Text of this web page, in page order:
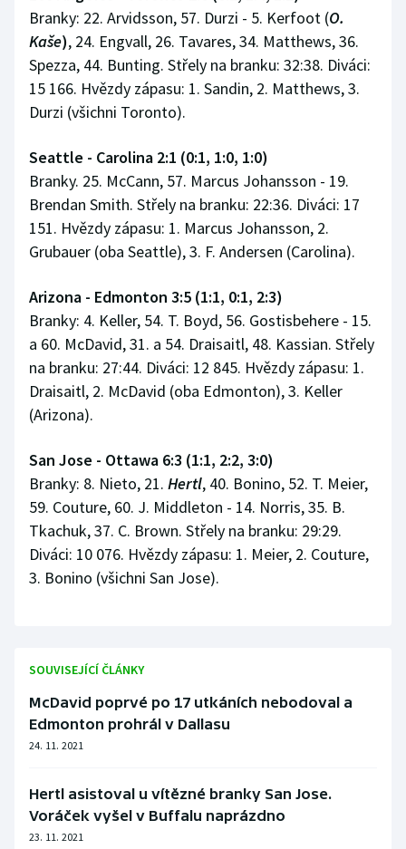
Branky: 22. Arvidsson, 57. Durzi - 5. Kerfoot (O.
Kaše), 24. Engvall, 26. Tavares, 34. Matthews, 36.
Spezza, 44. Bunting. Střely na branku: 32:38. Diváci:
15 166. Hvězdy zápasu: 1. Sandin, 2. Matthews, 3.
Durzi (všichni Toronto).
Seattle - Carolina 2:1 (0:1, 1:0, 1:0)
Branky. 25. McCann, 57. Marcus Johansson - 19.
Brendan Smith. Střely na branku: 22:36. Diváci: 17
151. Hvězdy zápasu: 1. Marcus Johansson, 2.
Grubauer (oba Seattle), 3. F. Andersen (Carolina).
Arizona - Edmonton 3:5 (1:1, 0:1, 2:3)
Branky: 4. Keller, 54. T. Boyd, 56. Gostisbehere - 15.
a 60. McDavid, 31. a 54. Draisaitl, 48. Kassian. Střely
na branku: 27:44. Diváci: 12 845. Hvězdy zápasu: 1.
Draisaitl, 2. McDavid (oba Edmonton), 3. Keller
(Arizona).
San Jose - Ottawa 6:3 (1:1, 2:2, 3:0)
Branky: 8. Nieto, 21. Hertl, 40. Bonino, 52. T. Meier,
59. Couture, 60. J. Middleton - 14. Norris, 35. B.
Tkachuk, 37. C. Brown. Střely na branku: 29:29.
Diváci: 10 076. Hvězdy zápasu: 1. Meier, 2. Couture,
3. Bonino (všichni San Jose).
SOUVISEJÍCÍ ČLÁNKY
McDavid poprvé po 17 utkáních nebodoval a
Edmonton prohrál v Dallasu
24. 11. 2021
Hertl asistoval u vítězné branky San Jose.
Voráček vyšel v Buffalu naprázdno
23. 11. 2021